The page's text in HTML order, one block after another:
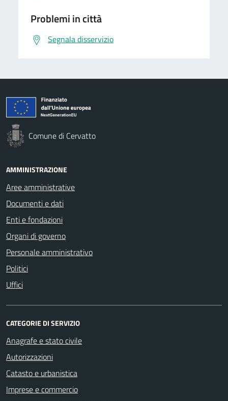
Problemi in città
Segnala disservizio
Comune di Cervatto
AMMINISTRAZIONE
Aree amministrative
Documenti e dati
Enti e fondazioni
Organi di governo
Personale amministrativo
Politici
Uffici
CATEGORIE DI SERVIZIO
Anagrafe e stato civile
Autorizzazioni
Catasto e urbanistica
Imprese e commercio